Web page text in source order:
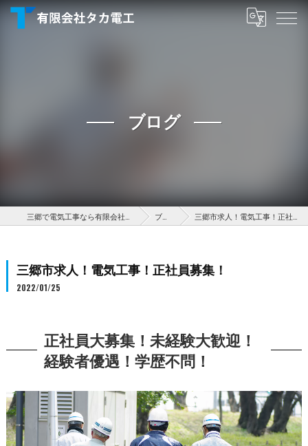
ブログ
ブログ 三郷市求人！電気工事！正社員募集！
三郷市求人！電気工事！正社員募集！
2022/01/25
正社員大募集！未経験大歓迎！
経験者優遇！学歴不問！